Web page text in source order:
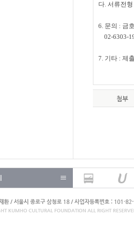
다. 서류전
6. 문의 : 금
02-6303-
7. 기타 : 제
첨부